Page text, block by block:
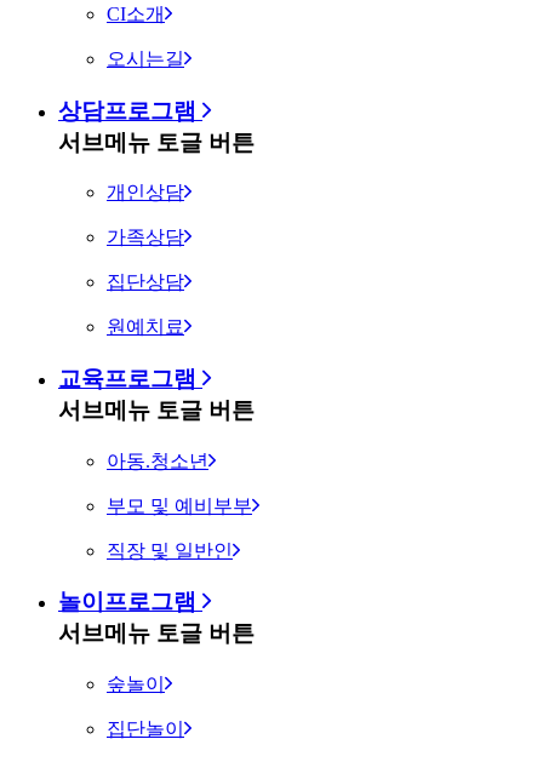
CI소개
오시는길
상담프로그램
서브메뉴 토글 버튼
개인상담
가족상담
집단상담
원예치료
교육프로그램
서브메뉴 토글 버튼
아동.청소년
부모 및 예비부부
직장 및 일반인
놀이프로그램
서브메뉴 토글 버튼
숲놀이
집단놀이